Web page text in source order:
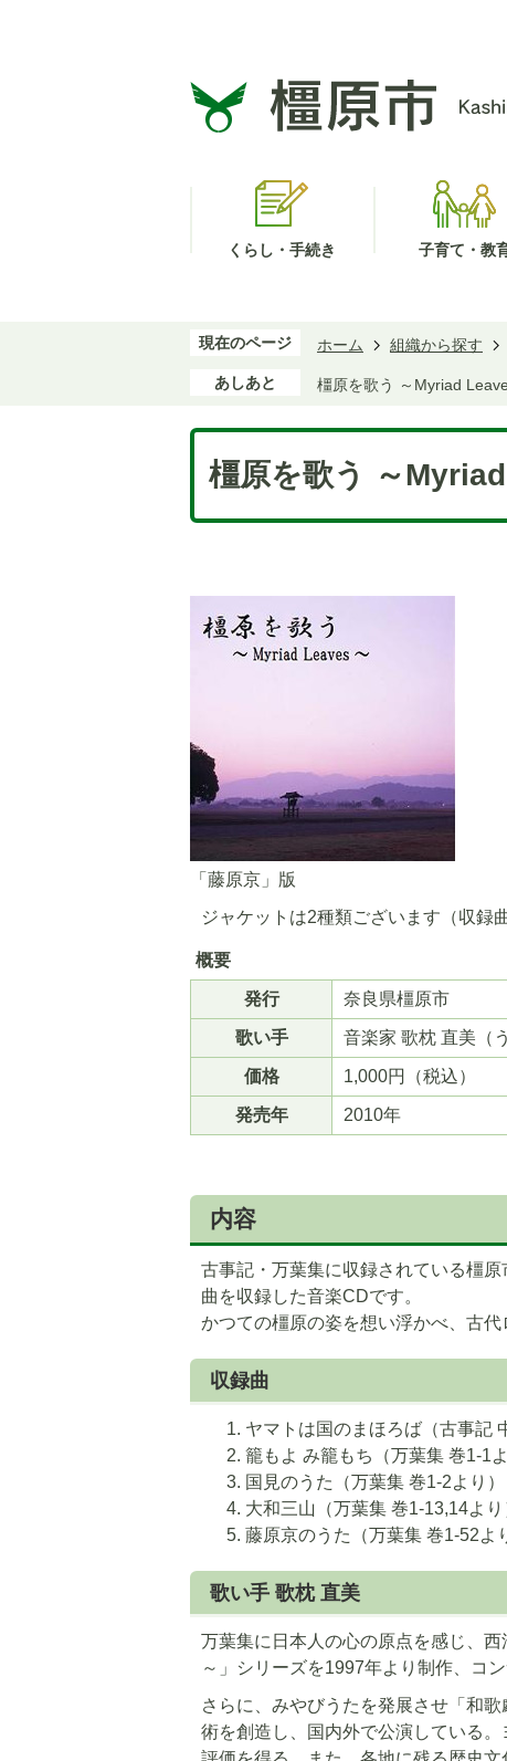
くらし・手続き 子育て・教
現在のページ ホーム 組織から探す
あしあと 橿原を歌う ～Myriad
橿原を歌う ～
「藤原京」版
ジャケットは2種類ございます（収録
概要
発行 奈良県橿原市
歌い手 音楽家 歌枕 直美（
価格 1,000円（税込）
発売年 2010年
内容
古事記・万葉集に収録されている橿
曲を収録した音楽CDです。
かつての橿原の姿を想い浮かべ、古
収録曲
ヤマトは国のまほろば（古事記
籠もよ み籠もち（万葉集 巻1-1よ
国見のうた（万葉集 巻1-2より）
大和三山（万葉集 巻1-13,14より
藤原京のうた（万葉集 巻1-52よ
歌い手 歌枕 直美
万葉集に日本人の心の原点を感じ、
～」シリーズを1997年より制作、コ
さらに、みやびうたを発展させ「和
術を創造し、国内外で公演している
6
目
の
ス
ラ
イ